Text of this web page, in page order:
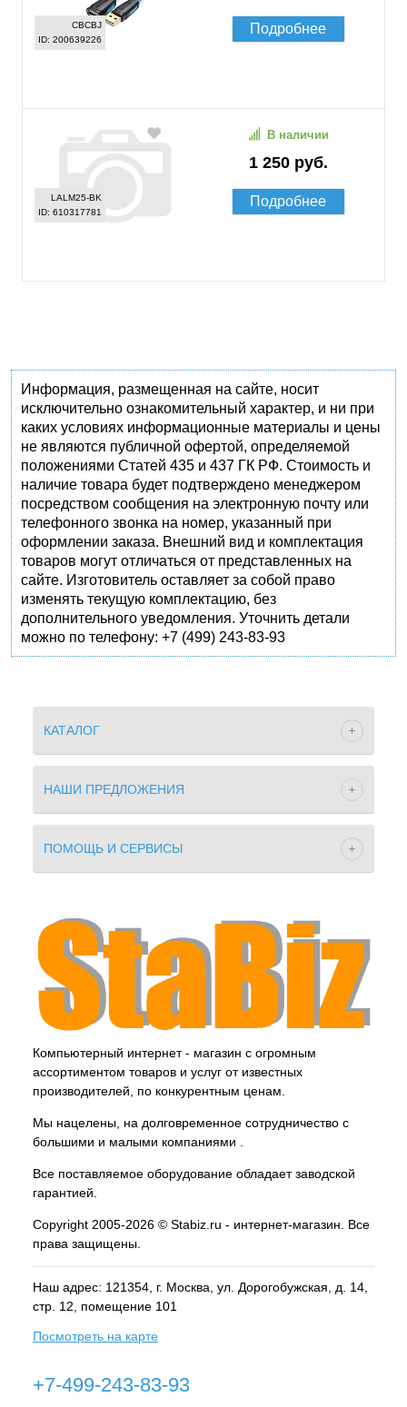
CBCBJ
ID: 200639226
Подробнее
LALM25-BK
ID: 610317781
1 250 руб.
В наличии
Подробнее
Информация, размещенная на сайте, носит
исключительно ознакомительный характер, и ни при
каких условиях информационные материалы и цены
не являются публичной офертой, определяемой
положениями Статей 435 и 437 ГК РФ. Стоимость и
наличие товара будет подтверждено менеджером
посредством сообщения на электронную почту или
телефонного звонка на номер, указанный при
оформлении заказа. Внешний вид и комплектация
товаров могут отличаться от представленных на
сайте. Изготовитель оставляет за собой право
изменять текущую комплектацию, без
дополнительного уведомления. Уточнить детали
можно по телефону: +7 (499) 243-83-93
КАТАЛОГ
НАШИ ПРЕДЛОЖЕНИЯ
ПОМОЩЬ И СЕРВИСЫ
Компьютерный интернет - магазин с огромным
ассортиментом товаров и услуг от известных
производителей, по конкурентным ценам.
Мы нацелены, на долговременное сотрудничество с
большими и малыми компаниями .
Все поставляемое оборудование обладает заводской
гарантией.
Copyright 2005-2026 © Stabiz.ru - интернет-магазин. Все
права защищены.
Наш адрес: 121354, г. Москва , ул. Дорогобужская, д. 14,
стр. 12, помещение 101
Посмотреть на карте
+7-499-243-83-93